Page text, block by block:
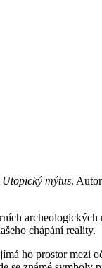
Utopický mýtus.
chápání reality.
ho prostor mezi